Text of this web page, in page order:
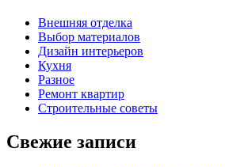
Внешняя отделка
Выбор материалов
Дизайн интерьеров
Кухня
Разное
Ремонт квартир
Строительные советы
Свежие записи